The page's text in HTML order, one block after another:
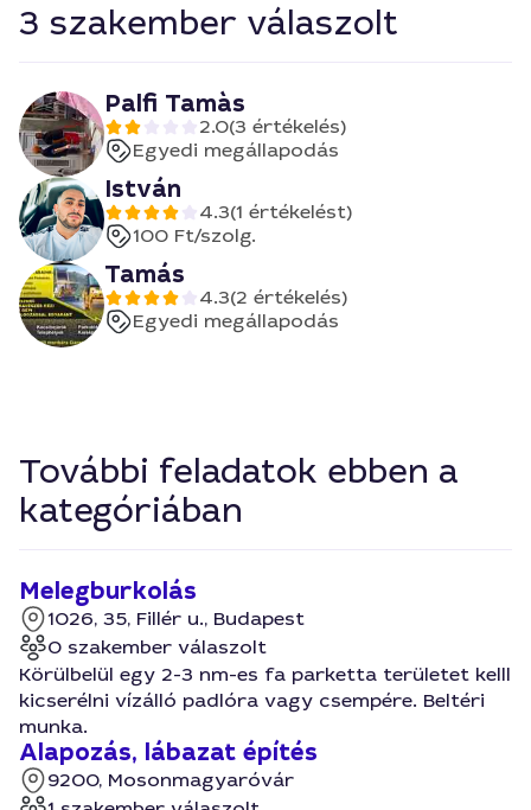
3 szakember válaszolt
Palfi Tamàs
2.0(3 értékelés)
Egyedi megállapodás
István
4.3(1 értékelést)
100 Ft/szolg.
Tamás
4.3(2 értékelés)
Egyedi megállapodás
További feladatok ebben a
kategóriában
Melegburkolás
1026, 35, Fillér u., Budapest
0 szakember válaszolt
Körülbelül egy 2-3 nm-es fa parketta területet kelll
kicserélni vízálló padlóra vagy csempére. Beltéri
munka.
Alapozás, lábazat építés
9200, Mosonmagyaróvár